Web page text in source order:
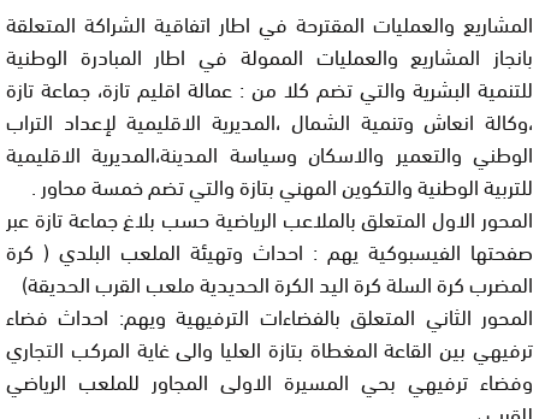
المشاريع والعمليات المقترحة في اطار اتفاقية الشراكة المتعلقة
بانجاز المشاريع والعمليات الممولة في اطار المبادرة الوطنية
للتنمية البشرية والتي تضم كلا من : عمالة اقليم تازة، جماعة تازة
،وكالة انعاش وتنمية الشمال ،المديرية الاقليمية لإعداد التراب
الوطني والتعمير والاسكان وسياسة المدينة،المديرية الاقليمية
للتربية الوطنية والتكوين المهني بتازة والتي تضم خمسة محاور .
المحور الاول المتعلق بالملاعب الرياضية حسب بلاغ جماعة تازة عبر
صفحتها الفيسبوكية يهم : احداث وتهيئة الملعب البلدي ( كرة
المضرب كرة السلة كرة اليد الكرة الحديدية ملعب القرب الحديقة)
المحور الثاني المتعلق بالفضاءات الترفيهية ويهم: احداث فضاء
ترفيهي بين القاعة المغطاة بتازة العليا والى غاية المركب التجاري
وفضاء ترفيهي بحي المسيرة الاولى المجاور للملعب الرياضي